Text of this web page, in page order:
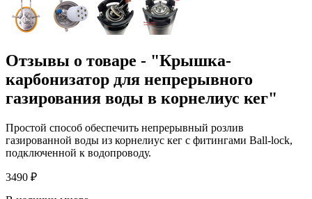
Отзывы о товаре - "Крышка-
карбонизатор для непрерывного
газирования воды в корнелиус кег"
Простой способ обеспечить непрерывный розлив
газированной воды из корнелиус кег с фитингами Ball-lock,
подключенной к водопроводу.
3490 ₽